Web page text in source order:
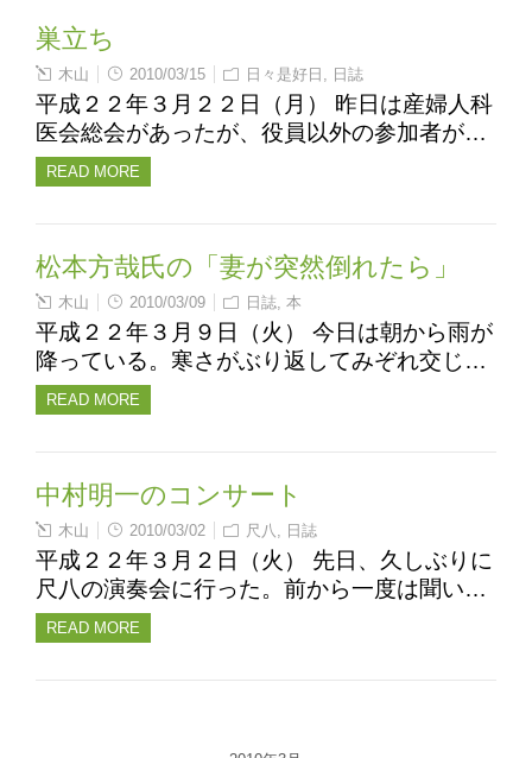
巣立ち
木山 2010/03/15 日々是好日 日誌
平成２２年３月２２日（月） 昨日は産婦人科
医会総会があったが、役員以外の参加者が…
READ MORE
松本方哉氏の「妻が突然倒れたら」
木山 2010/03/09 日誌 ,本
平成２２年３月９日（火） 今日は朝から雨が
降っている。寒さがぶり返してみぞれ交じ…
READ MORE
中村明一のコンサート
木山 2010/03/02 尺八 日誌
平成２２年３月２日（火） 先日、久しぶりに
尺八の演奏会に行った。前から一度は聞い…
READ MORE